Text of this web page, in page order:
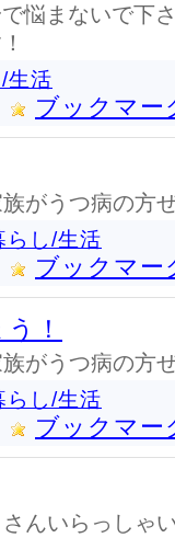
悩まないで下
生活
ブックマー
がうつ病の方
らし/生活
ブックマー
！
がうつ病の方
らし/生活
ブックマー
んいらっしゃ